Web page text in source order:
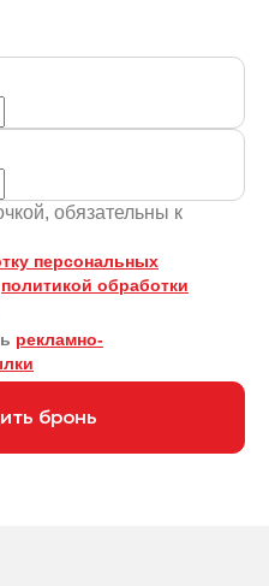
обязательны к
персональных
политикой обработки
рекламно-
бронь